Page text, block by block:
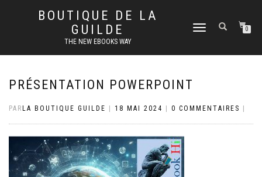
BOUTIQUE DE LA
GUILDE
THE NEW EBOOKS WAY
DÉPLIER
0
PRÉSENTATION POWERPOINT
PAR LA BOUTIQUE GUILDE 18 MAI 2024 0 COMMENTAIRES